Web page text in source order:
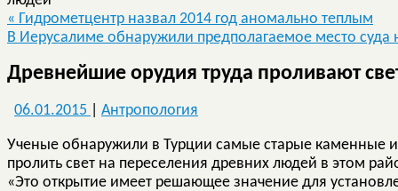
« Гидрометцентр назвал 2014 год аномально теплым
В Иерусалиме обнаружили предполагаемое место суда
Древнейшие орудия труда проливают
06.01.2015 Антропология
Ученые обнаружили в Турции самые старые каменные
пролить свет на переселения древних людей в этом
«Это открытие имеет решающее значение для